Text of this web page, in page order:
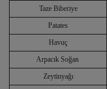
Taze Biberiye
Patates
Havuç
Arpacık Soğan
Zeytinyağı